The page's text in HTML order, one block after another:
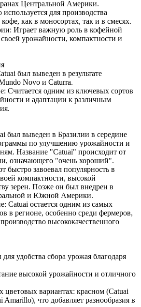
Центральной Америки.
для производства
как в моносортах, так и в смесях.
Играет важную роль в кофейной
урожайности, компактности и
был выведен в результате
Novo и Caturra.
Считается одним из ключевых сортов
и адаптации к различным
был выведен в Бразилии в середине
по улучшению урожайности и
Название "Catuai" происходит от
означающего "очень хороший".
быстро завоевал популярность в
компактности, высокой
зерен. Позже он был внедрен в
и Южной Америки.
Catuai остается одним из самых
в регионе, особенно среди фермеров,
высококачественного
удобства сбора урожая благодаря
высокой урожайности и отличного
цветовых вариантах: красном (Catuai
что добавляет разнообразия в